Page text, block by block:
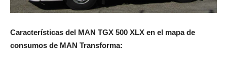
Características del MAN TGX 500 XLX en el mapa de
consumos de MAN Transforma: